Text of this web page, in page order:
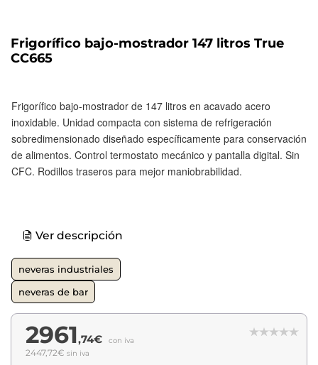
Frigorífico bajo-mostrador 147 litros True
CC665
Frigorífico bajo-mostrador de 147 litros en acavado acero
inoxidable. Unidad compacta con sistema de refrigeración
sobredimensionado diseñado específicamente para conservación
de alimentos. Control termostato mecánico y pantalla digital. Sin
CFC. Rodillos traseros para mejor maniobrabilidad.
Ver descripción
neveras industriales
neveras de bar
2961,74€ con iva
2447,72€ sin iva